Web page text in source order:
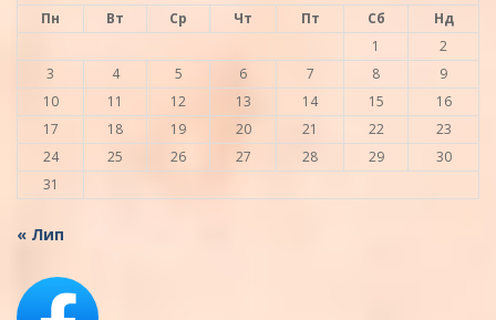
Пн Вт Ср Чт Пт Сб
Нд
1
2
3
4 5 6 7 8
9
10
11 12 13 14 15
16
17
18 19 20 21 22
23
24
25 26 27 28 29
30
31
« Лип